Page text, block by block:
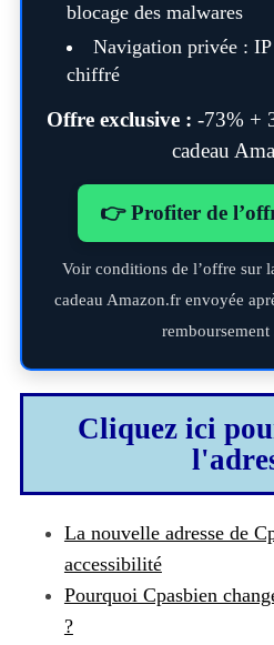
blocage des malwares
Navigation privée :
chiffré
Offre exclusive : -73% +
cadeau
👉 Profiter de
Voir conditions de l’offre sur
cadeau Amazon.fr envoyée
Cliquez ici
La nouvelle adresse de
accessibilité
Pourquoi Cpasbien
?